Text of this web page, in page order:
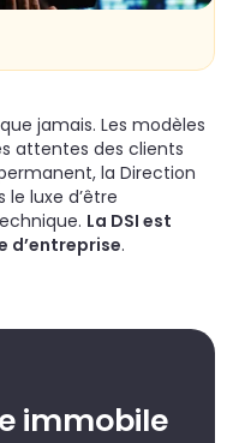
jamais. Les modèles
attentes des clients
la Direction
le luxe d’être
La DSI est
d’entreprise.
immobile